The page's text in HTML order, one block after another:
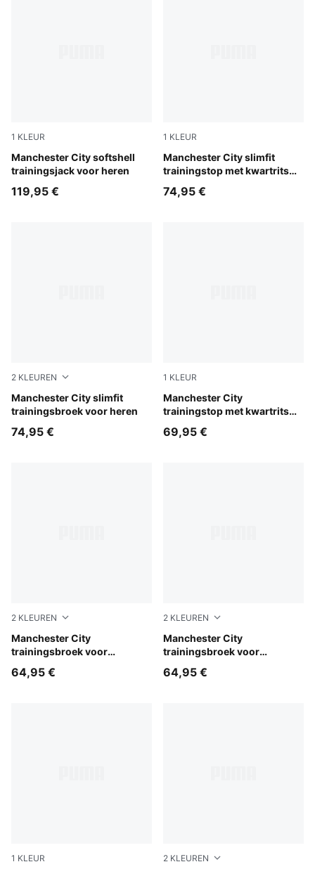
1 KLEUR
Manchester City softshell
trainingsjack voor heren
Blue Jewel-Dewdrop
119,95 €
1 KLEUR
Manchester City slimfit
trainingstop met kwartrits
Dewdrop-Blue Jewel
74,95 €
2 KLEUREN
Manchester City slimfit
trainingsbroek voor heren
Blue Jewel-Dewdrop
74,95 €
1 KLEUR
Manchester City
trainingstop met kwartrits
Dewdrop-Blue Jewel
69,95 €
2 KLEUREN
Manchester City
trainingsbroek voor
PUMA Black-Cast Iron
64,95 €
2 KLEUREN
Manchester City
trainingsbroek voor
Blue Jewel-Dewdrop
64,95 €
1 KLEUR 2 KLEUREN